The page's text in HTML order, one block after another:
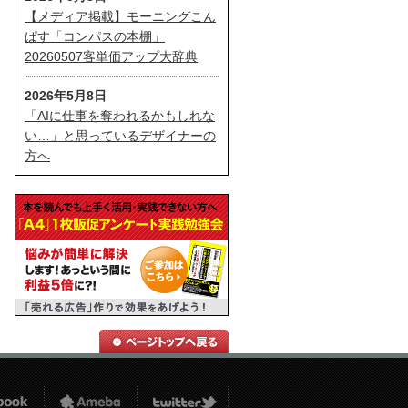
【メディア掲載】モーニングこん
ぱす「コンパスの本棚」
20260507客単価アップ大辞典
2026年5月8日
「AIに仕事を奪われるかもしれな
い…」と思っているデザイナーの
方へ